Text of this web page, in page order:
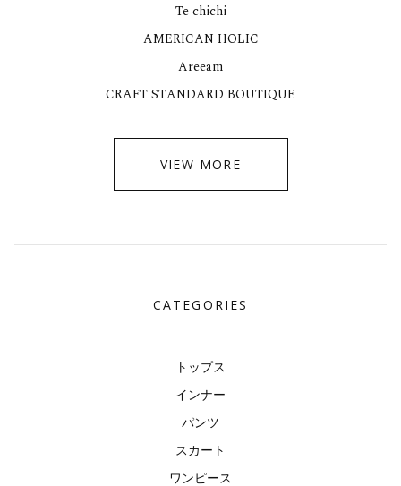
Te chichi
AMERICAN HOLIC
Areeam
CRAFT STANDARD BOUTIQUE
VIEW MORE
CATEGORIES
トップス
インナー
パンツ
スカート
ワンピース